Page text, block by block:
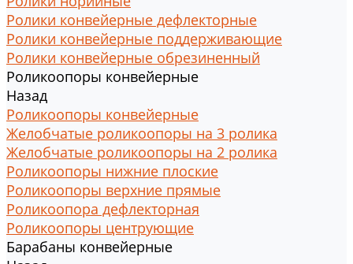
Ролики конвейерные дефлекторные
Ролики конвейерные поддерживающие
Ролики конвейерные обрезиненный
Роликоопоры конвейерные
Назад
Роликоопоры конвейерные
Желобчатые роликоопоры на 3 ролика
Желобчатые роликоопоры на 2 ролика
Роликоопоры нижние плоские
Роликоопоры верхние прямые
Роликоопора дефлекторная
Роликоопоры центрующие
Барабаны конвейерные